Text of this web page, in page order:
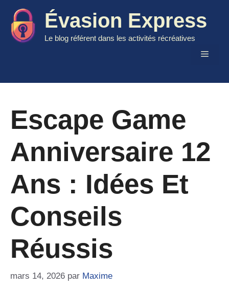
contenu
Évasion Express
Le blog référent dans les activités récréatives
Menu
Escape Game
Anniversaire 12
Ans : Idées Et
Conseils
Réussis
mars 14, 2026 par Maxime